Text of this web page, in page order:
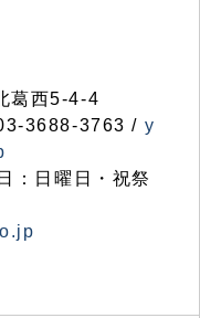
葛西5-4-4
3688-3763 / y
：日曜日・祝祭